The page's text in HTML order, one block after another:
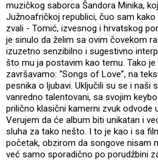
muzičkog saborca Šandora Minika,
Južnoafričkoj republici, čuo sam
zvali - Tomić, izvesnog i hrvatskog
je sinulo da želim sa ovim čovekom
izuzetno senzibilno i sugestivno
što mu ja postavim kao temu. Tako
završavamo: “Songs of Love”, na
pesnika o ljubavi. Uključili su se i naši
vanredno talentovani, sa svojim
prilično klasični kamerni zvuk odvode
Verujem da će album biti unikatan i
sluha za tako nešto. I to je kao i sa
početak, obzirom da songove nisam
već samo sporadično po porudžbini